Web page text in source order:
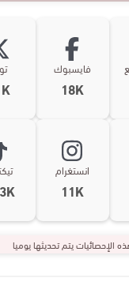
فايسبوك
18K
انستغرام
11K
الإحصائيات يتم تحديثها يوميا